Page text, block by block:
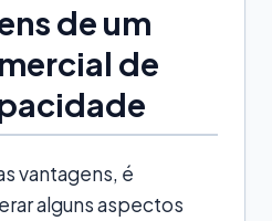
de um
de
vantagens, é
alguns aspectos